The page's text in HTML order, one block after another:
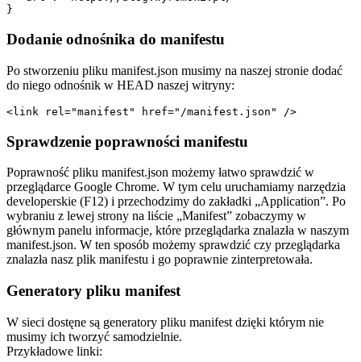
}
Dodanie odnośnika do manifestu
Po stworzeniu pliku manifest.json musimy na naszej stronie dodać
do niego odnośnik w HEAD naszej witryny:
<link rel="manifest" href="/manifest.json" />
Sprawdzenie poprawności manifestu
Poprawność pliku manifest.json możemy łatwo sprawdzić w
przeglądarce Google Chrome. W tym celu uruchamiamy narzędzia
developerskie (F12) i przechodzimy do zakładki „Application”. Po
wybraniu z lewej strony na liście „Manifest” zobaczymy w
głównym panelu informacje, które przeglądarka znalazła w naszym
manifest.json. W ten sposób możemy sprawdzić czy przeglądarka
znalazła nasz plik manifestu i go poprawnie zinterpretowała.
Generatory pliku manifest
W sieci dostęne są generatory pliku manifest dzięki którym nie
musimy ich tworzyć samodzielnie.
Przykładowe linki: